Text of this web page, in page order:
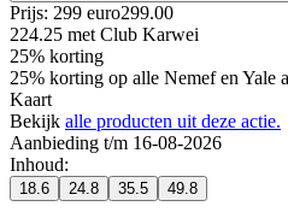
Prijs: 299 euro299.00
224.25 met Club Karwei
25% korting
25% korting op alle Nemef en Yale
Kaart
Bekijk alle producten uit deze actie.
Aanbieding t/m 16-08-2026
Inhoud:
18.6 24.8 35.5 49.8